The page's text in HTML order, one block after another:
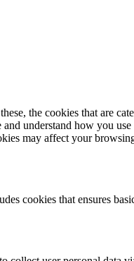
the cookies that are
understand how you
may affect your
cookies that ensures